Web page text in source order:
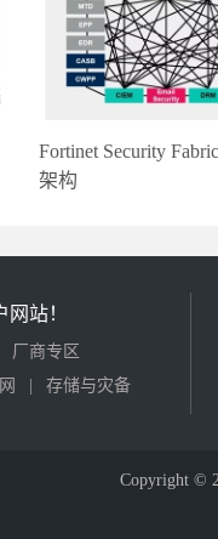
Fortinet Security
架构
站！
厂商专区
存储与灾备
Copyright ©